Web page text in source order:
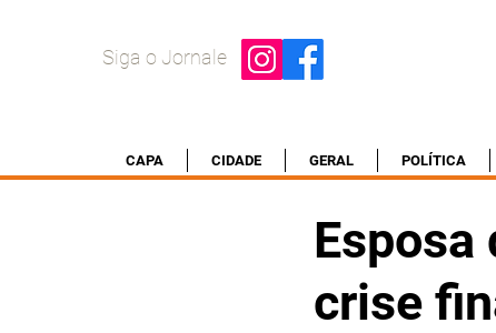
Siga o Jornale
CAPA CIDADE GERAL POLÍTICA
Esposa
crise